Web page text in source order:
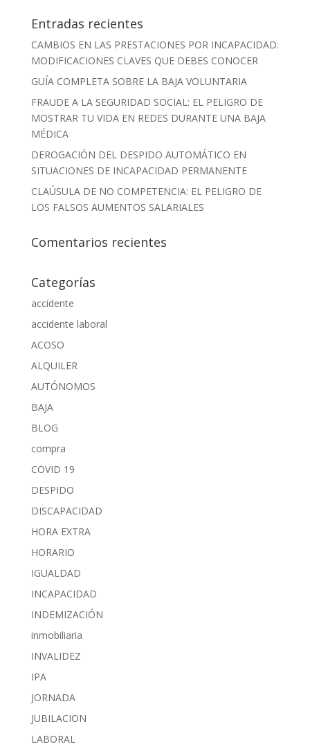
Entradas recientes
CAMBIOS EN LAS PRESTACIONES POR INCAPACIDAD:
MODIFICACIONES CLAVES QUE DEBES CONOCER
GUÍA COMPLETA SOBRE LA BAJA VOLUNTARIA
FRAUDE A LA SEGURIDAD SOCIAL: EL PELIGRO DE
MOSTRAR TU VIDA EN REDES DURANTE UNA BAJA
MÉDICA
DEROGACIÓN DEL DESPIDO AUTOMÁTICO EN
SITUACIONES DE INCAPACIDAD PERMANENTE
CLAÚSULA DE NO COMPETENCIA: EL PELIGRO DE
LOS FALSOS AUMENTOS SALARIALES
Comentarios recientes
Categorías
accidente
accidente laboral
ACOSO
ALQUILER
AUTÓNOMOS
BAJA
BLOG
compra
COVID 19
DESPIDO
DISCAPACIDAD
HORA EXTRA
HORARIO
IGUALDAD
INCAPACIDAD
INDEMIZACIÓN
inmobiliaria
INVALIDEZ
IPA
JORNADA
JUBILACION
LABORAL